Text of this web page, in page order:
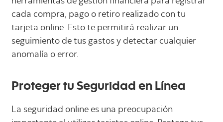
cada compra, pago o retiro realizado con tu
tarjeta online. Esto te permitirá realizar un
seguimiento de tus gastos y detectar cualquier
anomalía o error.
Proteger tu Seguridad en Línea
La seguridad online es una preocupación